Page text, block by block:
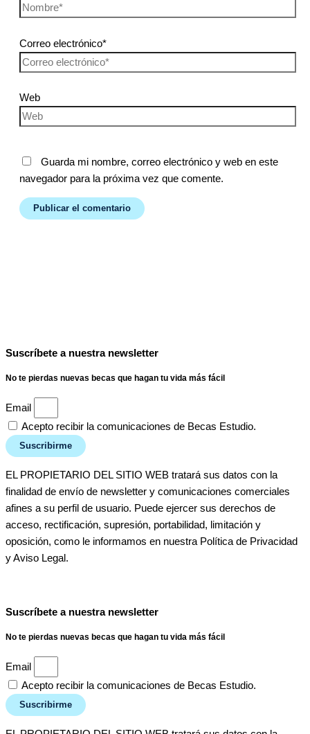
Correo electrónico*
Web
Guarda mi nombre, correo electrónico y web en este
navegador para la próxima vez que comente.
Suscríbete a nuestra newsletter
No te pierdas nuevas becas que hagan tu vida más fácil
Email
Acepto recibir la comunicaciones de Becas Estudio.
Suscribirme
EL PROPIETARIO DEL SITIO WEB tratará sus datos con la
finalidad de envío de newsletter y comunicaciones comerciales
afines a su perfil de usuario. Puede ejercer sus derechos de
acceso, rectificación, supresión, portabilidad, limitación y
oposición, como le informamos en nuestra Política de Privacidad
y Aviso Legal.
Suscríbete a nuestra newsletter
No te pierdas nuevas becas que hagan tu vida más fácil
Email
Acepto recibir la comunicaciones de Becas Estudio.
Suscribirme